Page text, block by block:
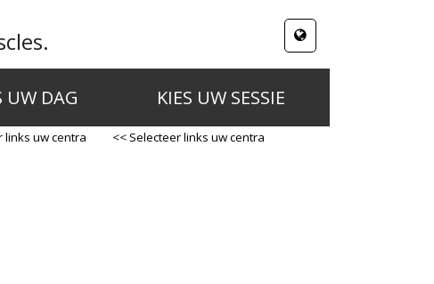
UW DAG
links uw centra
KIES UW SESSIE
<< Selecteer links uw centra